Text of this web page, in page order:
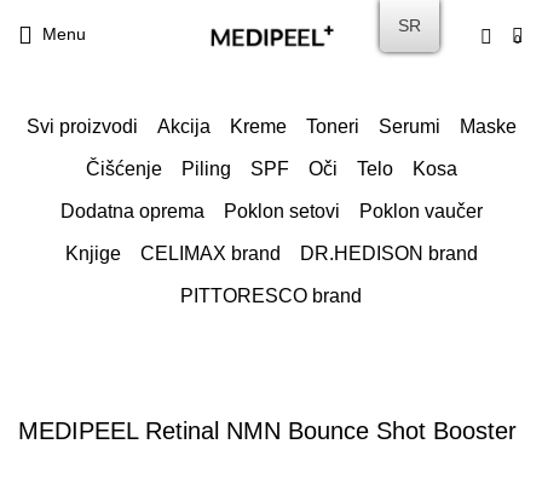
Menu 0
Svi proizvodi Akcija Kreme Toneri Serumi Maske
Čišćenje Piling SPF Oči Telo Kosa
Dodatna oprema Poklon setovi Poklon vaučer
Knjige CELIMAX brand DR.HEDISON brand
PITTORESCO brand
MEDIPEEL Retinal NMN Bounce Shot Booster
SR